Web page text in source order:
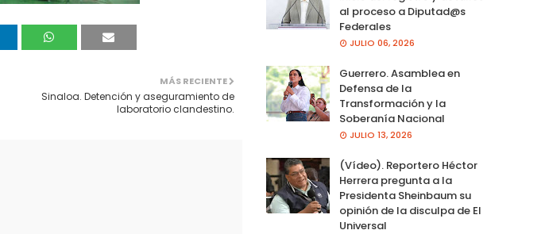
MÁS RECIENTE
Sinaloa. Detención y aseguramiento de
laboratorio clandestino.
al proceso a Diputad@s
Federales
JULIO 06, 2026
Guerrero. Asamblea en
Defensa de la
Transformación y la
Soberanía Nacional
JULIO 13, 2026
(Vídeo). Reportero Héctor
Herrera pregunta a la
Presidenta Sheinbaum su
opinión de la disculpa de El
Universal